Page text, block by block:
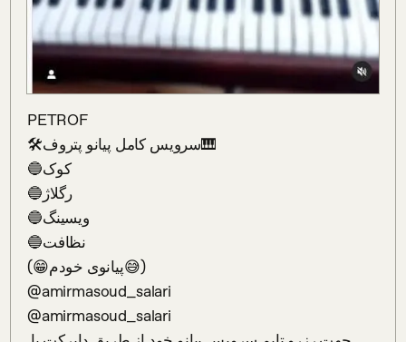
PETROF
🛠سرویس کامل پیانو پتروف🎹
🔵کوک
🔵رگلاژ
🔵ویسینگ
🔵نظافت
(😁پیانوی خودم😅)
@amirmasoud_salari
@amirmasoud_salari